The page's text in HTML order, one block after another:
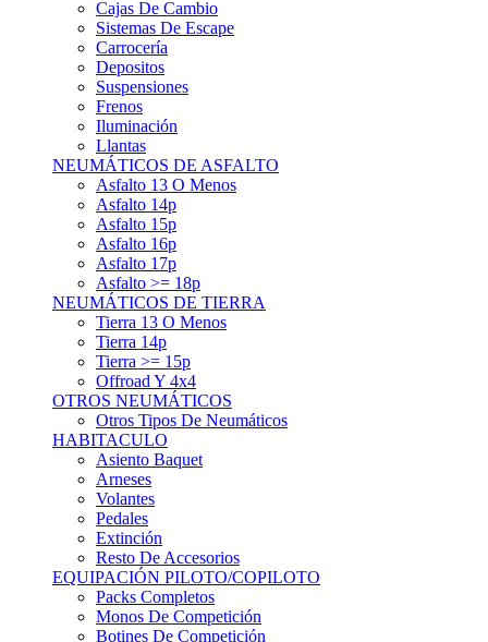
Cajas De Cambio
Sistemas De Escape
Carrocería
Depositos
Suspensiones
Frenos
Iluminación
Llantas
NEUMÁTICOS DE ASFALTO
Asfalto 13 O Menos
Asfalto 14p
Asfalto 15p
Asfalto 16p
Asfalto 17p
Asfalto >= 18p
NEUMÁTICOS DE TIERRA
Tierra 13 O Menos
Tierra 14p
Tierra >= 15p
Offroad Y 4x4
OTROS NEUMÁTICOS
Otros Tipos De Neumáticos
HABITACULO
Asiento Baquet
Arneses
Volantes
Pedales
Extinción
Resto De Accesorios
EQUIPACIÓN PILOTO/COPILOTO
Packs Completos
Monos De Competición
Botines De Competición